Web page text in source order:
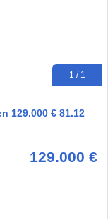
1 / 1
129.000 € 81.12
129.000 €